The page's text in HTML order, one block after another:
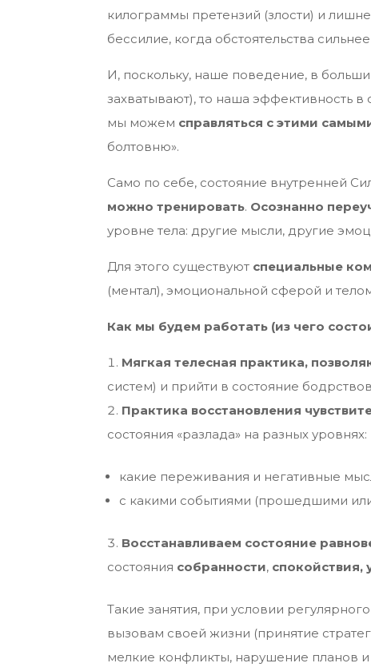
килограммы претензий (злости) и
бессилие, когда обстоятельства
И, поскольку, наше поведение, в
захватывают), то наша эффективность
мы можем справляться с этими
болтовню».
Само по себе, состояние внутренней
можно тренировать. Осознанно
уровне тела: другие мысли, другие
Для этого существуют специальные
(ментал), эмоциональной сферой и
Как мы будем работать (из чего
Мягкая телесная практика,
систем) и прийти в состояние
Практика восстановления
состояния «разлада» на разных уровнях:
какие переживания и негативные
с какими событиями (прошедшими
Восстанавливаем состояние
состояния собранности, спокойствия,
Такие занятия, при условии
вызовам своей жизни (принятие
мелкие конфликты, нарушение планов и